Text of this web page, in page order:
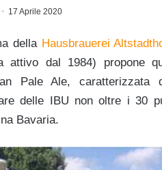
17 Aprile 2020
della Hausbrauerei
attivo dal 1984) propone
Pale Ale, caratterizzata
delle IBU non oltre i 30
Bavaria.